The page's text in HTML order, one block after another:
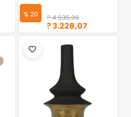
% 20 ? 4.035,09
? 3.228,07